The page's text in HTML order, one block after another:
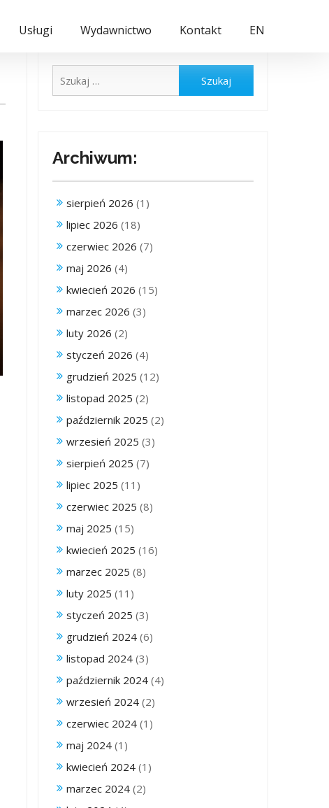
Usługi Wydawnictwo Kontakt EN
Archiwum:
sierpień 2026 (1)
lipiec 2026 (18)
czerwiec 2026 (7)
maj 2026 (4)
kwiecień 2026 (15)
marzec 2026 (3)
luty 2026 (2)
styczeń 2026 (4)
grudzień 2025 (12)
listopad 2025 (2)
październik 2025 (2)
wrzesień 2025 (3)
sierpień 2025 (7)
lipiec 2025 (11)
czerwiec 2025 (8)
maj 2025 (15)
kwiecień 2025 (16)
marzec 2025 (8)
luty 2025 (11)
styczeń 2025 (3)
grudzień 2024 (6)
listopad 2024 (3)
październik 2024 (4)
wrzesień 2024 (2)
czerwiec 2024 (1)
maj 2024 (1)
kwiecień 2024 (1)
marzec 2024 (2)